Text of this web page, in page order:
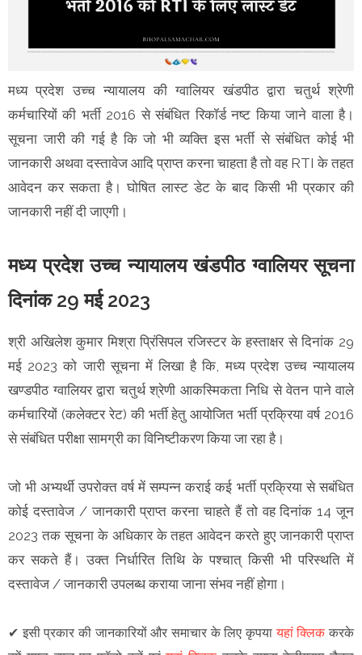
मध्य प्रदेश उच्च न्यायालय की ग्वालियर खंडपीठ द्वारा चतुर्थ श्रेणी
कर्मचारियों की भर्ती 2016 से संबंधित रिकॉर्ड नष्ट किया जाने वाला है।
सूचना जारी की गई है कि जो भी व्यक्ति इस भर्ती से संबंधित कोई भी
जानकारी अथवा दस्तावेज आदि प्राप्त करना चाहता है तो वह RTI के तहत
आवेदन कर सकता है। घोषित लास्ट डेट के बाद किसी भी प्रकार की
जानकारी नहीं दी जाएगी।
मध्य प्रदेश उच्च न्यायालय खंडपीठ ग्वालियर सूचना
दिनांक 29 मई 2023
श्री अखिलेश कुमार मिश्रा प्रिंसिपल रजिस्टर के हस्ताक्षर से दिनांक 29
मई 2023 को जारी सूचना में लिखा है कि, मध्य प्रदेश उच्च न्यायालय
खण्डपीठ ग्वालियर द्वारा चतुर्थ श्रेणी आकस्मिकता निधि से वेतन पाने वाले
कर्मचारियों (कलेक्टर रेट) की भर्ती हेतु आयोजित भर्ती प्रक्रिया वर्ष 2016
से संबंधित परीक्षा सामग्री का विनिष्टीकरण किया जा रहा है।
जो भी अभ्यर्थी उपरोक्त वर्ष में सम्पन्न कराई कई भर्ती प्रक्रिया से सबंधित
कोई दस्तावेज / जानकारी प्राप्त करना चाहते हैं तो वह दिनांक 14 जून
2023 तक सूचना के अधिकार के तहत आवेदन करते हुए जानकारी प्राप्त
कर सकते हैं। उक्त निर्धारित तिथि के पश्चात् किसी भी परिस्थति में
दस्तावेज / जानकारी उपलब्ध कराया जाना संभव नहीं होगा।
✔ इसी प्रकार की जानकारियों और समाचार के लिए कृपयायहां क्लिक करके